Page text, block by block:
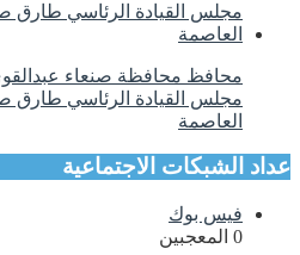
محافظ محافظة صنعاء
مجلس القيادة الرئاسي طارق
العاصمة
عداد الشبكات الاجتماعية
فيس بوك
0 المعجبين